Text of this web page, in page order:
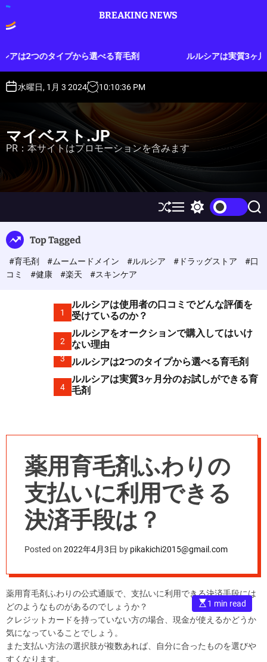
o
BREAKING NEWS
選べる育毛剤 ルルシアは実質3ヶ月分のお試しができる
水曜日, 1月 3 2024 10:10:37 PM
マイベスト.JP
PR：本サイトはプロモーションを含みます
S
h
e
M
e w
h
o
o
S
e
h
Top Tagged
#育毛剤 #ムームードメイン #ルルシア #ドラッグストア
#口
コミ
#健康 #楽天 #スキンケア
1
ルルシアは使用者の口コミでどんな評価を
受けているのか？
2
ルルシアをオークションで購入してはいけ
ない理由
3 ルルシアは2つのタイプから選べる育毛剤
4
ルルシアは実質3ヶ月分のお試しができる育
毛剤
薬用育毛剤ふわりの
支払いに利用できる
決済手段は？
Posted on 2022年4月3日 by pikakichi2015@gmail.com
E
s
t
a
t
1 min read
薬用育毛剤ふわりの公式通販で、支払いに利用できる決済手段には
どのようなものがあるのでしょうか？
クレジットカードを持っていない方の場合、現金が使えるかどうか
気になっていることでしょう。
また支払い方法の選択肢が複数あれば、自分に合ったものを選びや
すくなります。